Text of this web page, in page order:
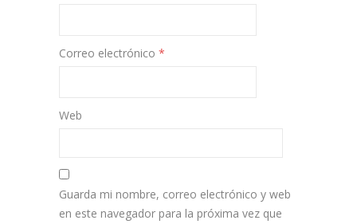
Correo electrónico *
Web
Guarda mi nombre, correo electrónico y web
en este navegador para la próxima vez que